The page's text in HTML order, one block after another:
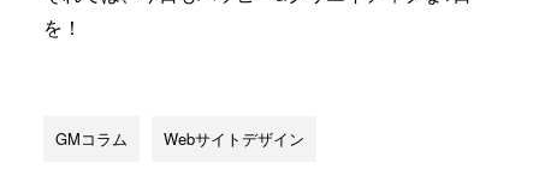
を！
GMコラム Webサイトデザイン